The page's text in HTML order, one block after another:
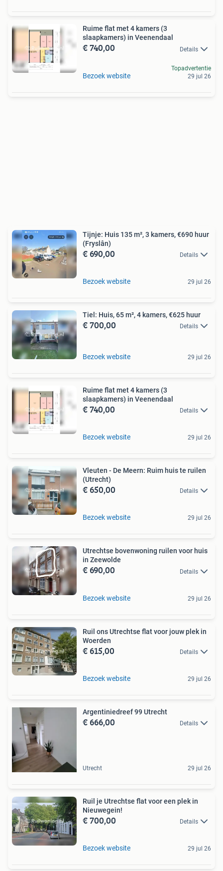
Ruime flat met 4 kamers (3
slaapkamers) in Veenendaal
€ 740,00 Details
Bezoek website
Topadvertentie
29 jul 26
Tijnje: Huis 135 m², 3 kamers, €690 huur
(Fryslân)
€ 690,00 Details
Bezoek website 29 jul 26
Tiel: Huis, 65 m², 4 kamers, €625 huur
€ 700,00 Details
Bezoek website 29 jul 26
Ruime flat met 4 kamers (3
slaapkamers) in Veenendaal
€ 740,00 Details
Bezoek website 29 jul 26
Vleuten - De Meern: Ruim huis te ruilen
(Utrecht)
€ 650,00 Details
Bezoek website 29 jul 26
Utrechtse bovenwoning ruilen voor huis
in Zeewolde
€ 690,00 Details
Bezoek website 29 jul 26
Ruil ons Utrechtse flat voor jouw plek in
Woerden
€ 615,00 Details
Bezoek website 29 jul 26
Argentiniedreef 99 Utrecht
€ 666,00 Details
Utrecht 29 jul 26
Ruil je Utrechtse flat voor een plek in
Nieuwegein!
€ 700,00 Details
Bezoek website 29 jul 26